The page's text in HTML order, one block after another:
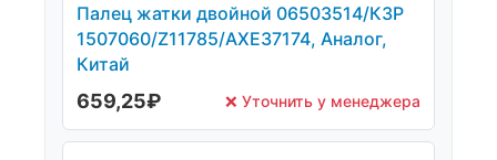
Палец жатки двойной 06503514/КЗР
1507060/Z11785/AXE37174, Аналог,
Китай
659,25₽ ❌ Уточнить у менеджера